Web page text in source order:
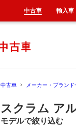
中古車 メーカー・ブランド
スクラム ア
モデルで絞り込む
中古車 輸入車